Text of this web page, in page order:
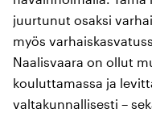
juurtunut osaksi
myös
Naalisvaara on ollut
kouluttamassa ja
valtakunnallisesti –